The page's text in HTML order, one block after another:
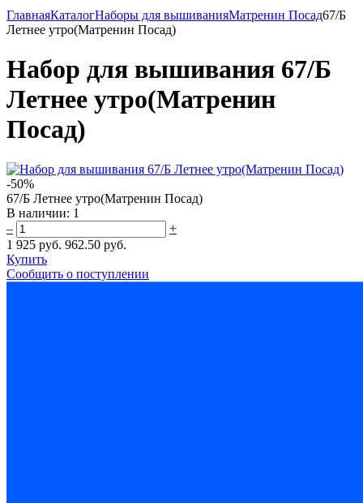
ГлавнаяКаталогНаборы для вышиванияМатренин Посад67/Б
Летнее утро(Матренин Посад)
Набор для вышивания 67/Б
Летнее утро(Матренин
Посад)
-50%
67/Б Летнее утро(Матренин Посад)
В наличии: 1
–
+
1 925 руб. 962.50 руб.
Купить
Сообщить о поступлении